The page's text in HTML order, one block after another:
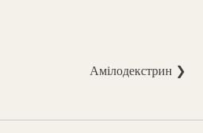
Амілодекстрин ❯